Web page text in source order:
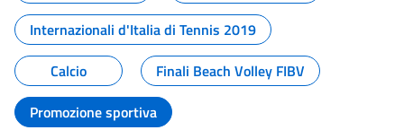
Internazionali d'Italia di Tennis 2019
Calcio
Finali Beach Volley FIBV
Promozione sportiva